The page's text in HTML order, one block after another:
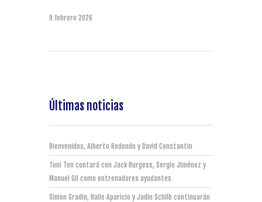
9 febrero 2026
Últimas noticias
Bienvenidos, Alberto Redondo y David Constantin
Toni Ten contará con Jack Burgess, Sergio Jiménez y
Manuel Gil como entrenadores ayudantes
Simon Gradin, Haile Aparicio y Jadin Schilb continuarán